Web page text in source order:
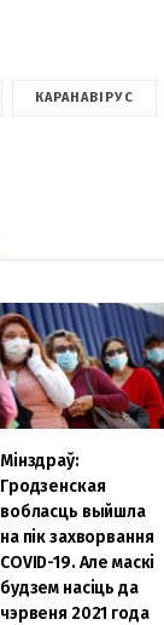
КАРАНАВІРУС
Мінздраў:
Гродзенская
вобласць выйшла
на пік захворвання
COVID-19. Але маскі
будзем насіць да
чэрвеня 2021 года